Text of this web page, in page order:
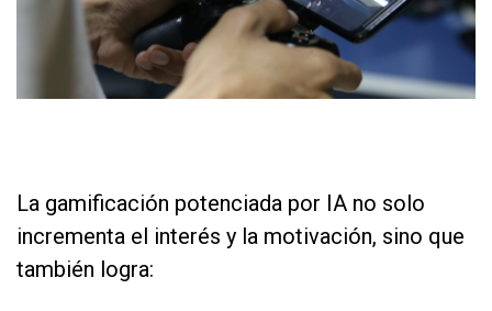
La gamificación potenciada por IA no solo
incrementa el interés y la motivación, sino que
también logra: